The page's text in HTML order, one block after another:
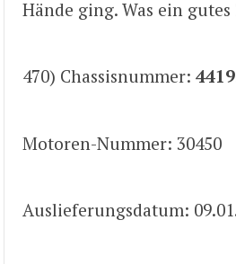
Hände ging. Was ein
470) Chassisnummer: 4419
Motoren-Nummer: 30450
Auslieferungsdatum: